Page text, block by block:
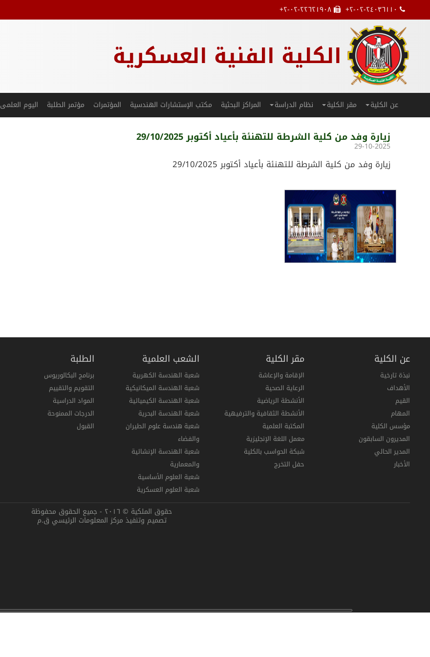
۲-۰۲-۲٤۰۳٦۱۱۰+ ۲-۰۲-۲۲٦۲۱۹۰۸+
الكلية الفنية العسكرية
عن الكلية مقر الكلية نظام الدراسة المراكز البحثية مكتب الإستشارات الهندسية المؤتمرات مؤتمر الطلبة اليوم العلمى
زيارة وفد من كلية الشرطة للتهنئة بأعياد أكتوبر 29/10/2025
29-10-2025
زيارة وفد من كلية الشرطة للتهنئة بأعياد أكتوبر 29/10/2025
عن الكلية
نبذة تارخية
الأهداف
القيم
المهام
مؤسس الكلية
المديرون السابقون
المدير الحالي
الأخبار
مقر الكلية
الإقامة والإعاشة
الرعاية الصحية
الأنشطة الرياضية
الأنشطة الثقافية والترفيهية
المكتبة العلمية
معمل اللغة الإنجليزية
شبكة الحواسب بالكلية
حفل التخرج
الشعب العلمية
شعبة الهندسة الكهربية
شعبة الهندسة الميكانيكية
شعبة الهندسة الكيميائية
شعبة الهندسة البحرية
شعبة هندسة علوم الطيران
والفضاء
شعبة الهندسة الإنشائية
والمعمارية
شعبة العلوم الأساسية
شعبة العلوم العسكرية
الطلبة
برنامج البكالوريوس
التقويم والتقييم
المواد الدراسية
الدرجات الممنوحة
القبول
حقوق الملكية © ٢٠١٦ - جميع الحقوق محفوظة
تصميم وتنفيذ مركز المعلومات الرئيسي ق.م